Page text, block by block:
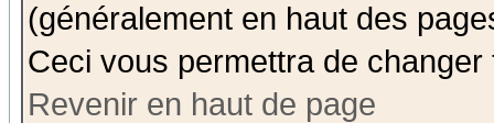
(généralement en haut des
Ceci vous permettra de
Revenir en haut de page